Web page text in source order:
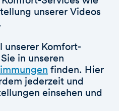
unserer Videos
unserer Komfort-
in unseren
finden. Hier
jederzeit und
einsehen und